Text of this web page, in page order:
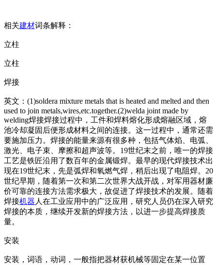
相关建材词条解释：
立柱
立柱
焊接
英文：(1)soldera mixture metals that is heated and melted and then
used to join metals,wires,etc.together.(2)welda joint made by
welding焊接焊接过程中，工件和焊料熔化形成熔融区域，熔
池冷却凝固后便形成材料之间的连接。这一过程中，通常还需
要施加压力。焊接的能量来源有很多种，包括气体焰、电弧、
激光、电子束、摩擦和超声波等。19世纪末之前，唯一的焊接
工艺是铁匠沿用了数百年的金属锻焊。最早的现代焊接技术出
现在19世纪末，先是弧焊和氧燃气焊，稍后出现了电阻焊。20
世纪早期，随着第一次和第二次世界大战开战，对军用器材廉
价可靠的连接方法需求极大，故促进了焊接技术的发展。随着
焊接机器 人在工业应用中的广泛应用，研究人员仍在深入研究
焊接的本质，继续开发新的焊接方法，以进一步提高焊接质
量。
安装
安装，词语，动词，一般指把器材获机械等固定在某一位置